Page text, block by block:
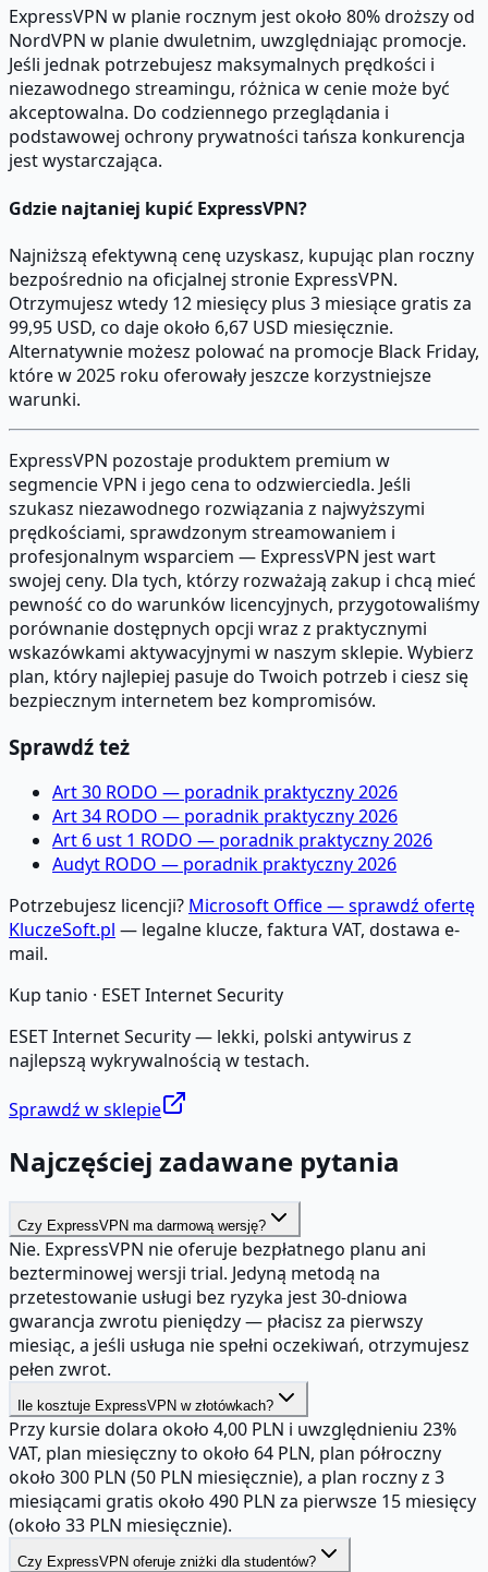
ExpressVPN w planie rocznym jest około 80% droższy od
NordVPN w planie dwuletnim, uwzględniając promocje.
Jeśli jednak potrzebujesz maksymalnych prędkości i
niezawodnego streamingu, różnica w cenie może być
akceptowalna. Do codziennego przeglądania i
podstawowej ochrony prywatności tańsza konkurencja
jest wystarczająca.
Gdzie najtaniej kupić ExpressVPN?
Najniższą efektywną cenę uzyskasz, kupując plan roczny
bezpośrednio na oficjalnej stronie ExpressVPN.
Otrzymujesz wtedy 12 miesięcy plus 3 miesiące gratis za
99,95 USD, co daje około 6,67 USD miesięcznie.
Alternatywnie możesz polować na promocje Black Friday,
które w 2025 roku oferowały jeszcze korzystniejsze
warunki.
ExpressVPN pozostaje produktem premium w
segmencie VPN i jego cena to odzwierciedla. Jeśli
szukasz niezawodnego rozwiązania z najwyższymi
prędkościami, sprawdzonym streamowaniem i
profesjonalnym wsparciem — ExpressVPN jest wart
swojej ceny. Dla tych, którzy rozważają zakup i chcą mieć
pewność co do warunków licencyjnych, przygotowaliśmy
porównanie dostępnych opcji wraz z praktycznymi
wskazówkami aktywacyjnymi w naszym sklepie. Wybierz
plan, który najlepiej pasuje do Twoich potrzeb i ciesz się
bezpiecznym internetem bez kompromisów.
Sprawdź też
Art 30 RODO — poradnik praktyczny 2026
Art 34 RODO — poradnik praktyczny 2026
Art 6 ust 1 RODO — poradnik praktyczny 2026
Audyt RODO — poradnik praktyczny 2026
Potrzebujesz licencji? Microsoft Office — sprawdź ofertę
KluczeSoft.pl — legalne klucze, faktura VAT, dostawa e-
mail.
Kup tanio · ESET Internet Security
ESET Internet Security — lekki, polski antywirus z
najlepszą wykrywalnością w testach.
Sprawdź w sklepie
Najczęściej zadawane pytania
Czy ExpressVPN ma darmową wersję?
Nie. ExpressVPN nie oferuje bezpłatnego planu ani
bezterminowej wersji trial. Jedyną metodą na
przetestowanie usługi bez ryzyka jest 30-dniowa
gwarancja zwrotu pieniędzy — płacisz za pierwszy
miesiąc, a jeśli usługa nie spełni oczekiwań, otrzymujesz
pełen zwrot.
Ile kosztuje ExpressVPN w złotówkach?
Przy kursie dolara około 4,00 PLN i uwzględnieniu 23%
VAT, plan miesięczny to około 64 PLN, plan półroczny
około 300 PLN (50 PLN miesięcznie), a plan roczny z 3
miesiącami gratis około 490 PLN za pierwsze 15 miesięcy
(około 33 PLN miesięcznie).
Czy ExpressVPN oferuje zniżki dla studentów?